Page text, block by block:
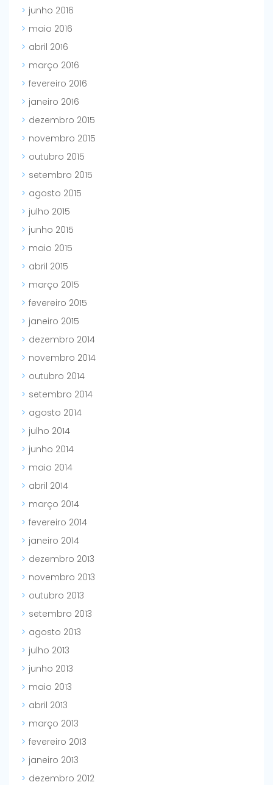
junho 2016
maio 2016
abril 2016
março 2016
fevereiro 2016
janeiro 2016
dezembro 2015
novembro 2015
outubro 2015
setembro 2015
agosto 2015
julho 2015
junho 2015
maio 2015
abril 2015
março 2015
fevereiro 2015
janeiro 2015
dezembro 2014
novembro 2014
outubro 2014
setembro 2014
agosto 2014
julho 2014
junho 2014
maio 2014
abril 2014
março 2014
fevereiro 2014
janeiro 2014
dezembro 2013
novembro 2013
outubro 2013
setembro 2013
agosto 2013
julho 2013
junho 2013
maio 2013
abril 2013
março 2013
fevereiro 2013
janeiro 2013
dezembro 2012